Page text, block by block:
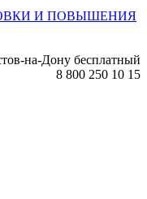
И ПОВЫШЕНИЯ
на-Дону бесплатный
8 800 250 10 15